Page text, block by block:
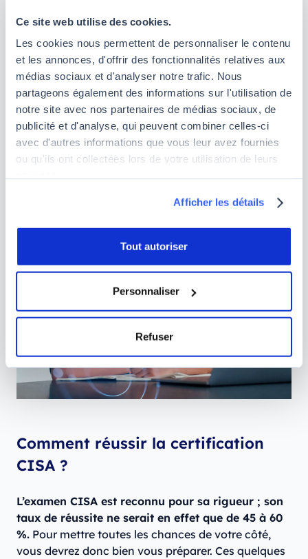
Ce site web utilise des cookies.
Les cookies nous permettent de personnaliser le contenu
et les annonces, d'offrir des fonctionnalités relatives aux
médias sociaux et d'analyser notre trafic. Nous
partageons également des informations sur l'utilisation de
notre site avec nos partenaires de médias sociaux, de
publicité et d'analyse, qui peuvent combiner celles-ci
avec d'autres informations que vous leur avez fournies
ou qu'ils ont collectées lors de votre utilisation de leurs
Afficher les détails
Tout autoriser
Personnaliser
Refuser
l’implémentation des systèmes d’information,
pour s’assurer que chaque projet IT est fiable et
aligné sur la stratégie de votre entreprise (12 %).
L'exploitation et la maintenance des systèmes
d’information, pour garantir la performance et la
stabilité opérationnelle des systèmes (26 %).
La protection des actifs informationnels, pour
Comment réussir la certification
CISA ?
L’examen CISA est reconnu pour sa rigueur ; son
taux de réussite ne serait en effet que de 45 à 60
%. Pour mettre toutes les chances de votre côté,
vous devrez donc bien vous préparer. Ces quelques